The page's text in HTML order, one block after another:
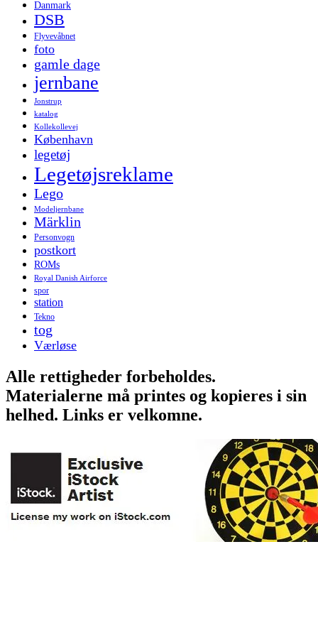
Danmark
DSB
Flyvevåbnet
foto
gamle dage
jernbane
Jonstrup
katalog
Kollekollevej
København
legetøj
Legetøjsreklame
Lego
Modeljernbane
Märklin
Personvogn
postkort
ROMs
Royal Danish Airforce
spor
station
Tekno
tog
Værløse
Alle rettigheder forbeholdes.
Materialerne må printes og kopieres i sin
helhed. Links er velkomne.